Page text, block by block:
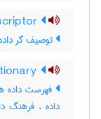
توصیف گر
فهرست داده
داده ، فرهنگ